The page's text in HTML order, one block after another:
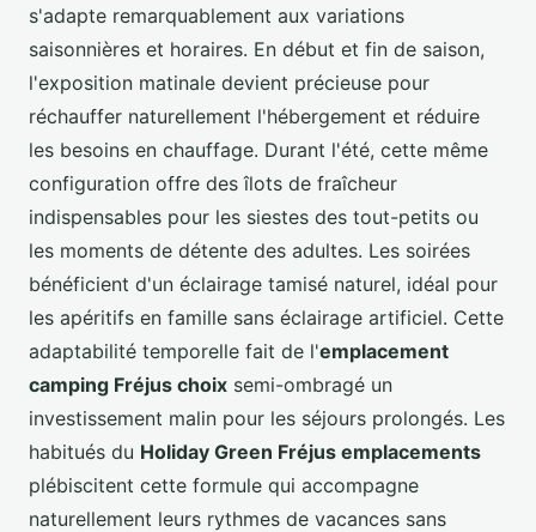
s'adapte remarquablement aux variations
saisonnières et horaires. En début et fin de saison,
l'exposition matinale devient précieuse pour
réchauffer naturellement l'hébergement et réduire
les besoins en chauffage. Durant l'été, cette même
configuration offre des îlots de fraîcheur
indispensables pour les siestes des tout-petits ou
les moments de détente des adultes. Les soirées
bénéficient d'un éclairage tamisé naturel, idéal pour
les apéritifs en famille sans éclairage artificiel. Cette
adaptabilité temporelle fait de l'emplacement
camping Fréjus choix semi-ombragé un
investissement malin pour les séjours prolongés. Les
habitués du Holiday Green Fréjus emplacements
plébiscitent cette formule qui accompagne
naturellement leurs rythmes de vacances sans